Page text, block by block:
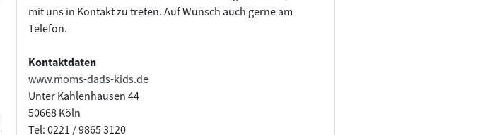
mit uns in Kontakt zu treten. Auf Wunsch auch gerne am
Telefon.
Kontaktdaten
www.moms-dads-kids.de
Unter Kahlenhausen 44
50668 Köln
Tel: 0221 / 9865 3120